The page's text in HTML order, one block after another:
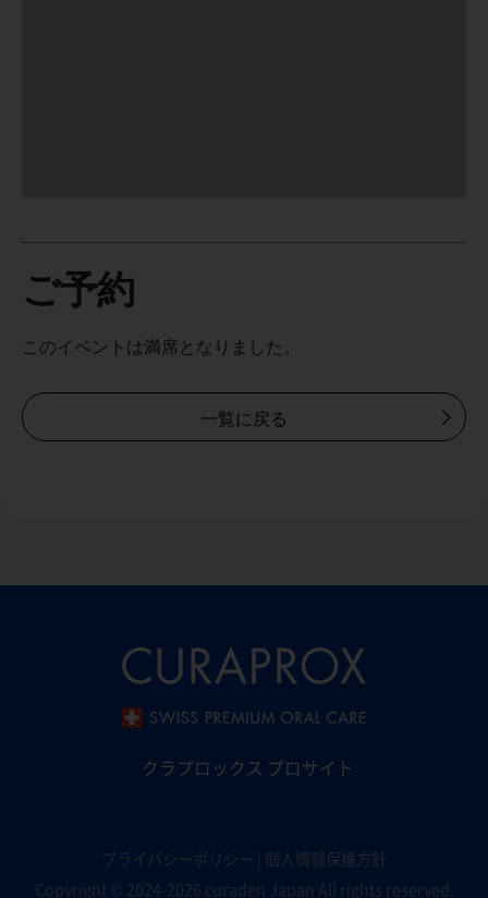
ご予約
このイベントは満席となりました。
一覧に戻る
クラプロックス プロサイト
プライバシーポリシー 個人情報保護方針
Copyright © 2024-2026 curaden Japan All rights reserved.